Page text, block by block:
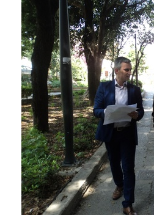
2010
2006
ΤΟΠΟΣ
ΠΟΛΙΤΙΣΜΟΣ
ΑΝΘΕΚΤΙΚΗ
ΠΟΛΗ